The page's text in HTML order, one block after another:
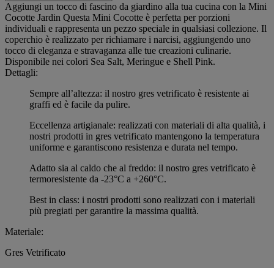
Aggiungi un tocco di fascino da giardino alla tua cucina con la Mini
Cocotte Jardin Questa Mini Cocotte è perfetta per porzioni
individuali e rappresenta un pezzo speciale in qualsiasi collezione. Il
coperchio è realizzato per richiamare i narcisi, aggiungendo uno
tocco di eleganza e stravaganza alle tue creazioni culinarie.
Disponibile nei colori Sea Salt, Meringue e Shell Pink.
Dettagli:
Sempre all’altezza: il nostro gres vetrificato è resistente ai
graffi ed è facile da pulire.
Eccellenza artigianale: realizzati con materiali di alta qualità, i
nostri prodotti in gres vetrificato mantengono la temperatura
uniforme e garantiscono resistenza e durata nel tempo.
Adatto sia al caldo che al freddo: il nostro gres vetrificato è
termoresistente da -23°C a +260°C.
Best in class: i nostri prodotti sono realizzati con i materiali
più pregiati per garantire la massima qualità.
Materiale:
Gres Vetrificato